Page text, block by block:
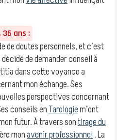
36 ans :
de doutes personnels, et c’est
de demander conseil à
dans cette voyance a
mon échange. Ses
perspectives concernant
conseils enTarologiem’ont
futur. À travers sontirage du
monavenir professionnel. La